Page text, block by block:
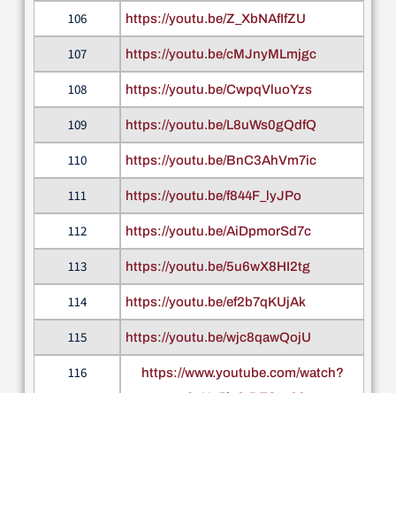
106 https://youtu.be/Z_XbNAfIfZU
107 https://youtu.be/cMJnyMLmjgc
108 https://youtu.be/CwpqVluoYzs
109 https://youtu.be/L8uWs0gQdfQ
110 https://youtu.be/BnC3AhVm7ic
111 https://youtu.be/f844F_lyJPo
112 https://youtu.be/AiDpmorSd7c
113 https://youtu.be/5u6wX8HI2tg
114 https://youtu.be/ef2b7qKUjAk
115 https://youtu.be/wjc8qawQojU
116
https://www.youtube.com/watch?
v=9eHy5ja6rDE&t=33s